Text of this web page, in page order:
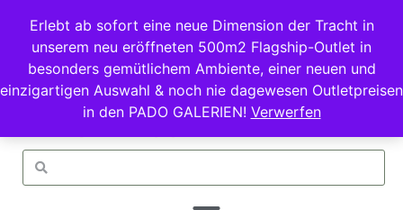
Erlebt ab sofort eine neue Dimension der Tracht in
unserem neu eröffneten 500m2 Flagship-Outlet in
besonders gemütlichem Ambiente, einer neuen und
einzigartigen Auswahl & noch nie dagewesen Outletpreisen
in den PADO GALERIEN! Verwerfen